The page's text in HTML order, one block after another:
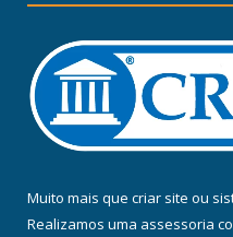
Muito mais que criar site ou
Realizamos uma assessoria